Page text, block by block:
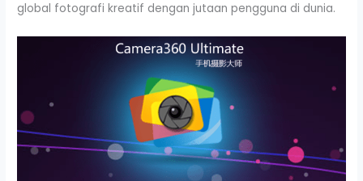
global fotografi kreatif dengan jutaan pengguna di dunia.